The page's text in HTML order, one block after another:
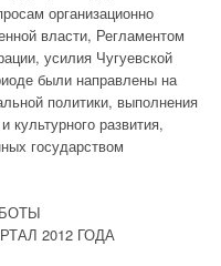
организационно
власти, Регламентом
усилия Чугуевской
были направлены на
политики, выполнения
культурного развития,
государством
2012 ГОДА